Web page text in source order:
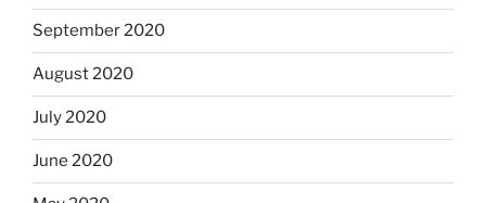
September 2020
August 2020
July 2020
June 2020